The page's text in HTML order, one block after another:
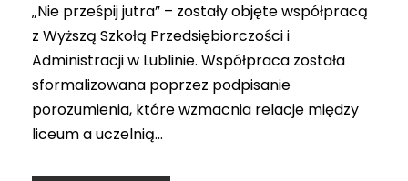
„Nie prześpij jutra” – zostały objęte współpracą
z Wyższą Szkołą Przedsiębiorczości i
Administracji w Lublinie. Współpraca została
sformalizowana poprzez podpisanie
porozumienia, które wzmacnia relacje między
liceum a uczelnią...